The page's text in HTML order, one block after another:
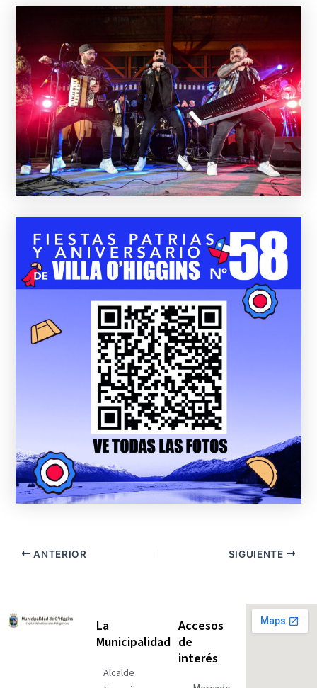
ANTERIOR SIGUIENTE
La
Municipalidad
Alcalde
Accesos
de
interés